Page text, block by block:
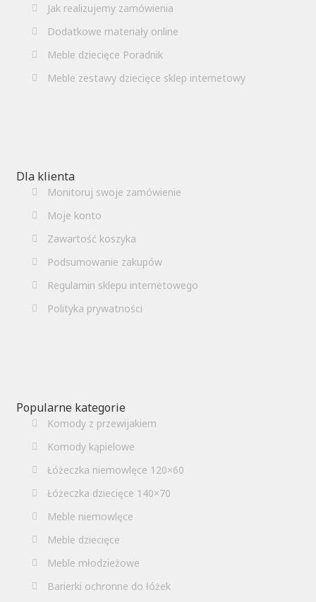
Jak realizujemy zamówienia
Dodatkowe materiały online
Meble dziecięce Poradnik
Meble zestawy dziecięce sklep internetowy
Dla klienta
Monitoruj swoje zamówienie
Moje konto
Zawartość koszyka
Podsumowanie zakupów
Regulamin sklepu internetowego
Polityka prywatności
Popularne kategorie
Komody z przewijakiem
Komody kąpielowe
Łóżeczka niemowlęce 120×60
Łóżeczka dziecięce 140×70
Meble niemowlęce
Meble dziecięce
Meble młodzieżowe
Barierki ochronne do łóżek